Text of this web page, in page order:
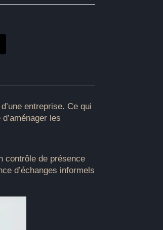
entreprise. Ce qui
les
contrôle de présence
d’échanges informels